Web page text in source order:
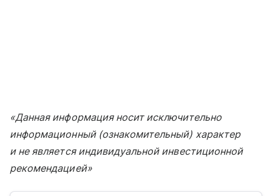
«Данная информация носит исключительно
информационный (ознакомительный) характер
и не является индивидуальной инвестиционной
рекомендацией»